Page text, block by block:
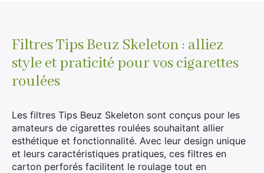
ce
produit
Filtres Tips Beuz Skeleton : alliez
style et praticité pour vos cigarettes
roulées
Les filtres Tips Beuz Skeleton sont conçus pour les
amateurs de cigarettes roulées souhaitant allier
esthétique et fonctionnalité. Avec leur design unique
et leurs caractéristiques pratiques, ces filtres en
carton perforés facilitent le roulage tout en
Sucré